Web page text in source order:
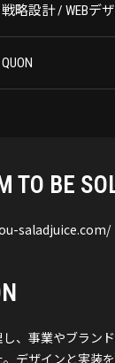
戦略設計 / WEBデ
QUON
TO BE
saladjuice.com/
、事業やブラン
デザインと実装